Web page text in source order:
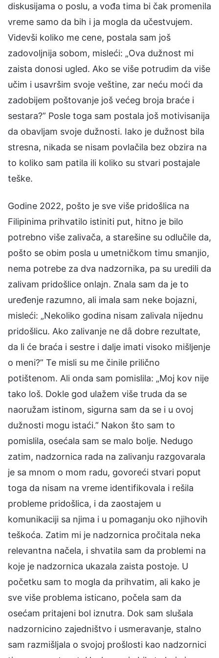
diskusijama o poslu, a vođa tima bi čak promenila
vreme samo da bih i ja mogla da učestvujem.
Videvši koliko me cene, postala sam još
zadovoljnija sobom, misleći: „Ova dužnost mi
zaista donosi ugled. Ako se više potrudim da više
učim i usavršim svoje veštine, zar neću moći da
zadobijem poštovanje još većeg broja braće i
sestara?” Posle toga sam postala još motivisanija
da obavljam svoje dužnosti. Iako je dužnost bila
stresna, nikada se nisam povlačila bez obzira na
to koliko sam patila ili koliko su stvari postajale
teške.
Godine 2022, pošto je sve više pridošlica na
Filipinima prihvatilo istiniti put, hitno je bilo
potrebno više zalivača, a starešine su odlučile da,
pošto se obim posla u umetničkom timu smanjio,
nema potrebe za dva nadzornika, pa su uredili da
zalivam pridošlice onlajn. Znala sam da je to
uređenje razumno, ali imala sam neke bojazni,
misleći: „Nekoliko godina nisam zalivala nijednu
pridošlicu. Ako zalivanje ne dȃ dobre rezultate,
da li će braća i sestre i dalje imati visoko mišljenje
o meni?” Te misli su me činile prilično
potištenom. Ali onda sam pomislila: „Moj kov nije
tako loš. Dokle god ulažem više truda da se
naoružam istinom, sigurna sam da se i u ovoj
dužnosti mogu istaći.” Nakon što sam to
pomislila, osećala sam se malo bolje. Nedugo
zatim, nadzornica rada na zalivanju razgovarala
je sa mnom o mom radu, govoreći stvari poput
toga da nisam na vreme identifikovala i rešila
probleme pridošlica, i da zaostajem u
komunikaciji sa njima i u pomaganju oko njihovih
teškoća. Zatim mi je nadzornica pročitala neka
relevantna načela, i shvatila sam da problemi na
koje je nadzornica ukazala zaista postoje. U
početku sam to mogla da prihvatim, ali kako je
sve više problema isticano, počela sam da
osećam pritajeni bol iznutra. Dok sam slušala
nadzornicino zajedništvo i usmeravanje, stalno
sam razmišljala o svojoj prošlosti kao nadzornici